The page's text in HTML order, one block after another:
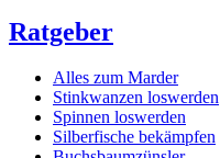
Ratgeber
Alles zum Marder
Stinkwanzen loswerden
Spinnen loswerden
Silberfische bekämpfen